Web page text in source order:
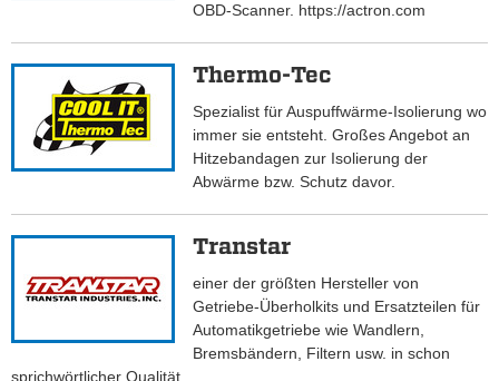
OBD-Scanner. https://actron.com
Thermo-Tec
Spezialist für Auspuffwärme-Isolierung wo
immer sie entsteht. Großes Angebot an
Hitzebandagen zur Isolierung der
Abwärme bzw. Schutz davor.
Transtar
einer der größten Hersteller von
Getriebe-Überholkits und Ersatzteilen für
Automatikgetriebe wie Wandlern,
Bremsbändern, Filtern usw. in schon
sprichwörtlicher Qualität.